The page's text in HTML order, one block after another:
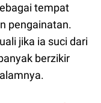
tempat
pengainatan.
jika ia suci dari
berzikir